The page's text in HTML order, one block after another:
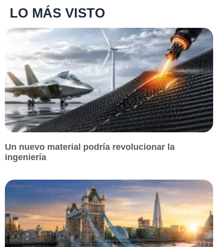
LO MÁS VISTO
Un nuevo material podría revolucionar la
ingeniería